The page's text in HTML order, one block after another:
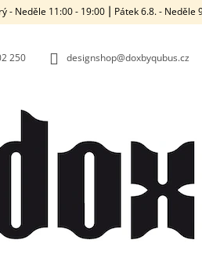
- Neděle 11:00 - 19:00 ⎮ Pátek 6.8. -
250 designshop@doxbyqubus.cz